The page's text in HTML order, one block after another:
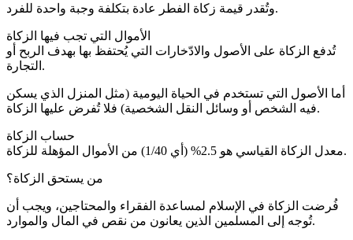
وتُقدر قيمة زكاة الفطر عادة بتكلفة وجبة واحدة للفرد.
الأموال التي تجب فيها الزكاة
تُدفع الزكاة على الأصول والادّخارات التي يُحتفظ بها بهدف الربح أو
التجارة.
أما الأصول التي تستخدم في الحياة اليومية (مثل المنزل الذي يسكن
فيه الشخص أو وسائل النقل الشخصية) فلا تُفرض عليها الزكاة.
حساب الزكاة
معدل الزكاة القياسي هو 2.5% (أي 1/40) من الأموال المؤهلة للزكاة.
من يستحق الزكاة؟
فُرضت الزكاة في الإسلام لمساعدة الفقراء والمحتاجين، ويجب أن
تُوجه إلى المسلمين الذين يعانون من نقص في المال والموارد.